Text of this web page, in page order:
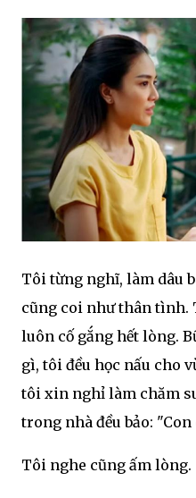
Tôi từng nghĩ, làm dâu
cũng coi như thân tình.
luôn cố gắng hết lòng.
gì, tôi đều học nấu cho
tôi xin nghỉ làm chăm
trong nhà đều bảo: "Con
Tôi nghe cũng ấm lòng.